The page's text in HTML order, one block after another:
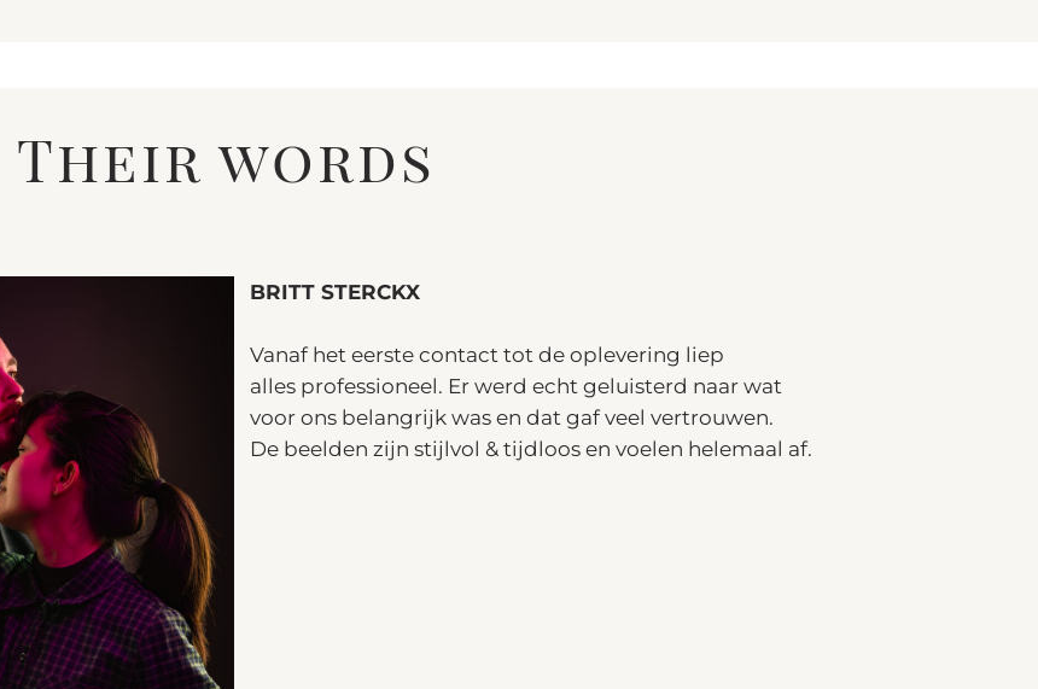
Their words
BRITT STERCKX
Vanaf het eerste contact tot de oplevering liep
alles professioneel. Er werd echt geluisterd naar wat
voor ons belangrijk was en dat gaf veel vertrouwen.
De beelden zijn stijlvol & tijdloos en voelen helemaal af.